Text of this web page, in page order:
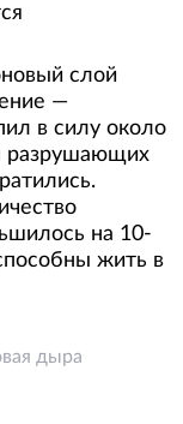
слой
—
в силу около
разрушающих
на 10-
жить в
дыра